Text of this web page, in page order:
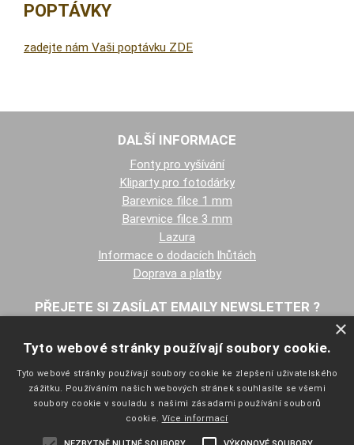
POPTÁVKY
zadejte nám Vaši poptávku ZDE
DALŠÍ INFORMACE
Fonty pro vyšívání
Kliparty pro fotodárky
Barevnice filce 1 mm
Barevnice filce 3 mm
Lazura
Informace o dodacích lhůtách
Doprava a platby
PŘEJETE SI ZASÍLAT EMAILY NEWSLETTER ?
NAVIGACE
×
Tyto webové stránky používají soubory cookie.
Tyto webové stránky používají soubory cookie ke zlepšení uživatelského
zážitku. Používáním našich webových stránek souhlasíte se všemi
soubory cookie v souladu s našimi zásadami používání souborů
cookie. Více informací